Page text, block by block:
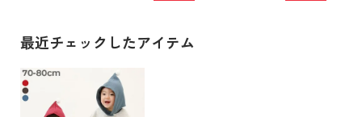
最近チェックしたアイテム